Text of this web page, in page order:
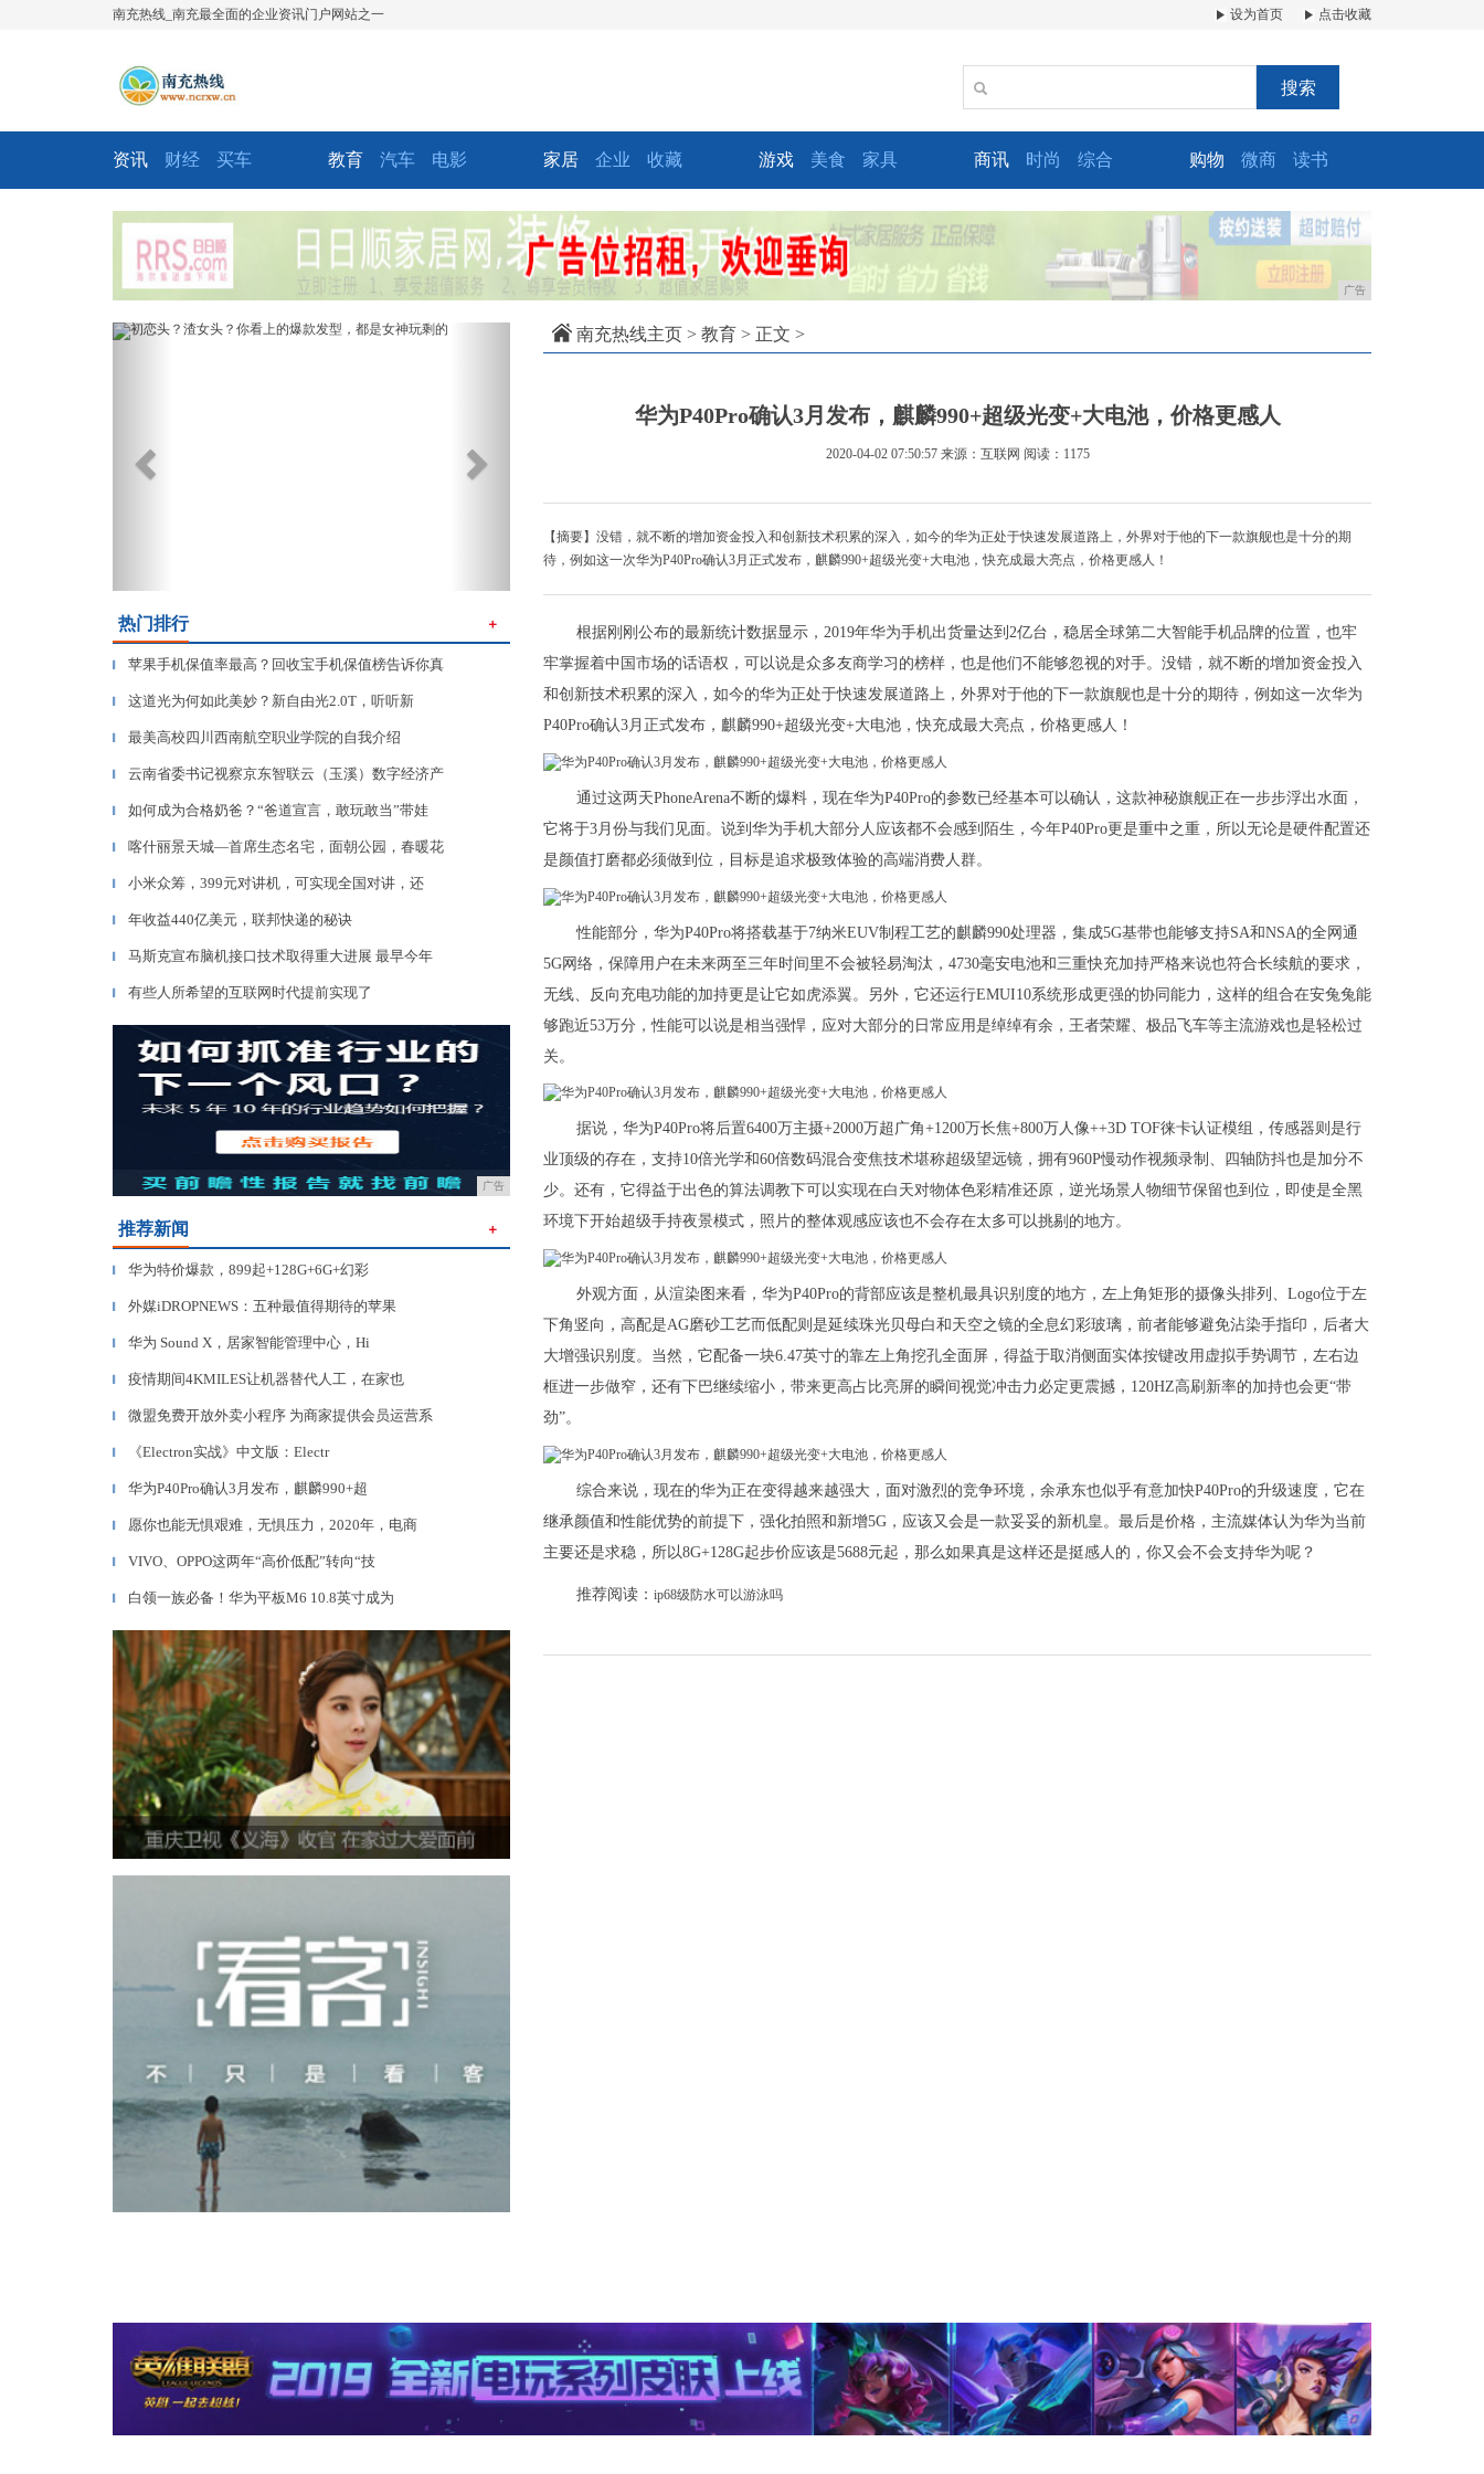
南充热线_南充最全面的企业资讯门户网站之一 设为首页 点击收藏
搜索
资讯 财经 买车 教育 汽车 电影 家居 企业 收藏 游戏 美食 家具 商讯 时尚 综合 购物 微商 读书
广告
Previous
热门排行 ＋
▎ 苹果手机保值率最高？回收宝手机保值榜告诉你真
▎ 这道光为何如此美妙？新自由光2.0T，听听新
▎ 最美高校四川西南航空职业学院的自我介绍
▎ 云南省委书记视察京东智联云（玉溪）数字经济产
▎ 如何成为合格奶爸？“爸道宣言，敢玩敢当”带娃
▎ 喀什丽景天城—首席生态名宅，面朝公园，春暖花
▎ 小米众筹，399元对讲机，可实现全国对讲，还
▎ 年收益440亿美元，联邦快递的秘诀
▎ 马斯克宣布脑机接口技术取得重大进展 最早今年
▎ 有些人所希望的互联网时代提前实现了
广告
推荐新闻 ＋
▎ 华为特价爆款，899起+128G+6G+幻彩
▎ 外媒iDROPNEWS：五种最值得期待的苹果
▎ 华为 Sound X，居家智能管理中心，Hi
▎ 疫情期间4KMILES让机器替代人工，在家也
▎ 微盟免费开放外卖小程序 为商家提供会员运营系
▎ 《Electron实战》中文版：Electr
▎ 华为P40Pro确认3月发布，麒麟990+超
▎ 愿你也能无惧艰难，无惧压力，2020年，电商
▎ VIVO、OPPO这两年“高价低配”转向“技
▎ 白领一族必备！华为平板M6 10.8英寸成为
南充热线主页 > 教育 > 正文 >
华为P40Pro确认3月发布，麒麟990+超级光变+大电池，价格更感人
2020-04-02 07:50:57 来源：互联网 阅读：1175
【摘要】没错，就不断的增加资金投入和创新技术积累的深入，如今的华为正处于快速发展道路上，外界对于他的下一款旗舰也是十分的期
待，例如这一次华为P40Pro确认3月正式发布，麒麟990+超级光变+大电池，快充成最大亮点，价格更感人！
根据刚刚公布的最新统计数据显示，2019年华为手机出货量达到2亿台，稳居全球第二大智能手机品牌的位置，也牢
牢掌握着中国市场的话语权，可以说是众多友商学习的榜样，也是他们不能够忽视的对手。没错，就不断的增加资金投入
和创新技术积累的深入，如今的华为正处于快速发展道路上，外界对于他的下一款旗舰也是十分的期待，例如这一次华为
P40Pro确认3月正式发布，麒麟990+超级光变+大电池，快充成最大亮点，价格更感人！
通过这两天PhoneArena不断的爆料，现在华为P40Pro的参数已经基本可以确认，这款神秘旗舰正在一步步浮出水面，
它将于3月份与我们见面。说到华为手机大部分人应该都不会感到陌生，今年P40Pro更是重中之重，所以无论是硬件配置还
是颜值打磨都必须做到位，目标是追求极致体验的高端消费人群。
性能部分，华为P40Pro将搭载基于7纳米EUV制程工艺的麒麟990处理器，集成5G基带也能够支持SA和NSA的全网通
5G网络，保障用户在未来两至三年时间里不会被轻易淘汰，4730毫安电池和三重快充加持严格来说也符合长续航的要求，
无线、反向充电功能的加持更是让它如虎添翼。另外，它还运行EMUI10系统形成更强的协同能力，这样的组合在安兔兔能
够跑近53万分，性能可以说是相当强悍，应对大部分的日常应用是绰绰有余，王者荣耀、极品飞车等主流游戏也是轻松过
关。
据说，华为P40Pro将后置6400万主摄+2000万超广角+1200万长焦+800万人像++3D TOF徕卡认证模组，传感器则是行
业顶级的存在，支持10倍光学和60倍数码混合变焦技术堪称超级望远镜，拥有960P慢动作视频录制、四轴防抖也是加分不
少。还有，它得益于出色的算法调教下可以实现在白天对物体色彩精准还原，逆光场景人物细节保留也到位，即使是全黑
环境下开始超级手持夜景模式，照片的整体观感应该也不会存在太多可以挑剔的地方。
外观方面，从渲染图来看，华为P40Pro的背部应该是整机最具识别度的地方，左上角矩形的摄像头排列、Logo位于左
下角竖向，高配是AG磨砂工艺而低配则是延续珠光贝母白和天空之镜的全息幻彩玻璃，前者能够避免沾染手指印，后者大
大增强识别度。当然，它配备一块6.47英寸的靠左上角挖孔全面屏，得益于取消侧面实体按键改用虚拟手势调节，左右边
框进一步做窄，还有下巴继续缩小，带来更高占比亮屏的瞬间视觉冲击力必定更震撼，120HZ高刷新率的加持也会更“带
劲”。
综合来说，现在的华为正在变得越来越强大，面对激烈的竞争环境，余承东也似乎有意加快P40Pro的升级速度，它在
继承颜值和性能优势的前提下，强化拍照和新增5G，应该又会是一款妥妥的新机皇。最后是价格，主流媒体认为华为当前
主要还是求稳，所以8G+128G起步价应该是5688元起，那么如果真是这样还是挺感人的，你又会不会支持华为呢？
推荐阅读： ip68级防水可以游泳吗